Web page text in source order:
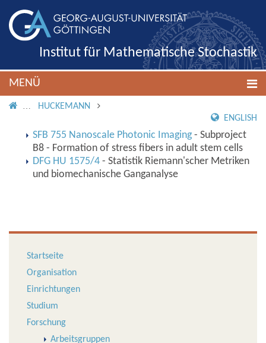
Institut für Mathematische Stochastik
MENÜ
IMS ROOTHUCKEMANN
ENGLISH
SFB 755 Nanoscale Photonic Imaging- Subproject
B8 - Formation of stress fibers in adult stem cells
DFG HU 1575/4 - Statistik Riemann'scher Metriken
und biomechanische Ganganalyse
Startseite
Organisation
Einrichtungen
Studium
Forschung
Arbeitsgruppen